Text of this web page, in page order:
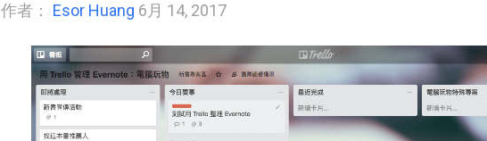
作者： Esor Huang 6月 14, 2017